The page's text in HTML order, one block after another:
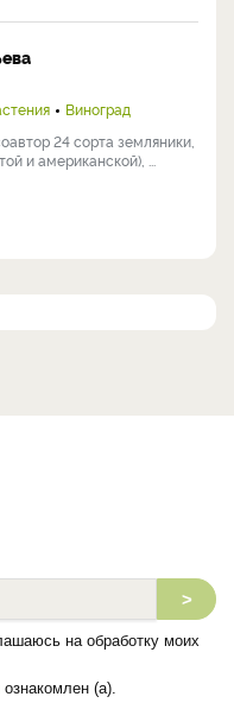
Виноград
24 сорта земляники,
и американской), ...
>
на обработку моих
ознакомлен (а).